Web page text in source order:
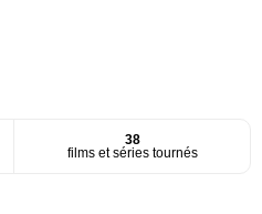
38
films et séries tournés